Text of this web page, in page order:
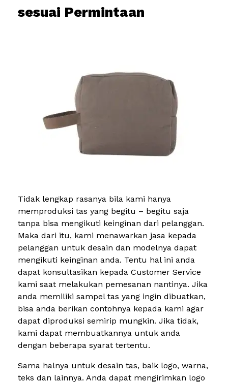
sesuai Permintaan
Tidak lengkap rasanya bila kami hanya
memproduksi tas yang begitu – begitu saja
tanpa bisa mengikuti keinginan dari pelanggan.
Maka dari itu, kami menawarkan jasa kepada
pelanggan untuk desain dan modelnya dapat
mengikuti keinginan anda. Tentu hal ini anda
dapat konsultasikan kepada Customer Service
kami saat melakukan pemesanan nantinya. Jika
anda memiliki sampel tas yang ingin dibuatkan,
bisa anda berikan contohnya kepada kami agar
dapat diproduksi semirip mungkin. Jika tidak,
kami dapat membuatkannya untuk anda
dengan beberapa syarat tertentu.
Sama halnya untuk desain tas, baik logo, warna,
teks dan lainnya. Anda dapat mengirimkan logo